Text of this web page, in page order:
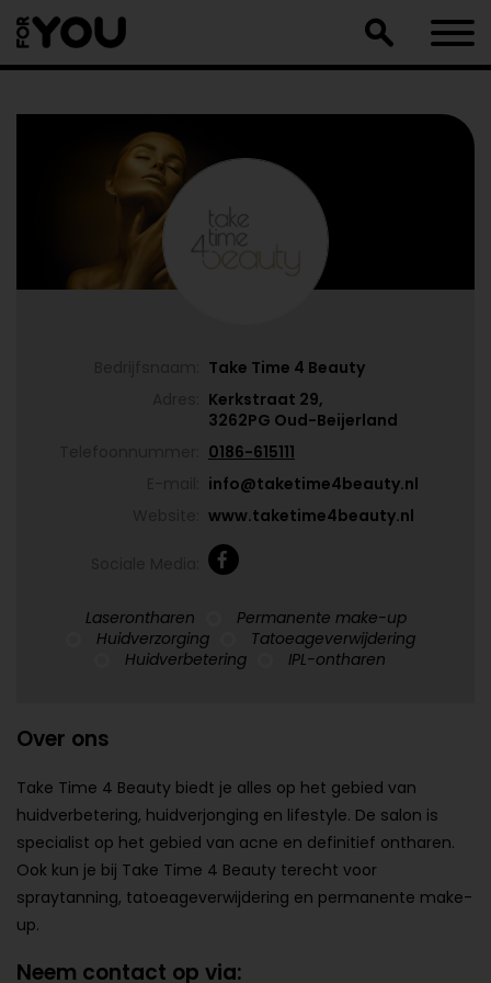
naar
artikel
Take Time 4 Beauty
Kerkstraat 29,
3262PG Oud-Beijerland
0186-615111
info@taketime4beauty.nl
www.taketime4beauty.nl
Laserontharen
Permanente make-up
Huidverzorging
Tatoeageverwijdering
Huidverbetering
IPL-ontharen
Over ons
Take Time 4 Beauty biedt je alles op het gebied van
huidverbetering, huidverjonging en lifestyle. De salon is
specialist op het gebied van acne en definitief ontharen.
Ook kun je bij Take Time 4 Beauty terecht voor
spraytanning, tatoeageverwijdering en permanente make-
up.
Neem contact op via: